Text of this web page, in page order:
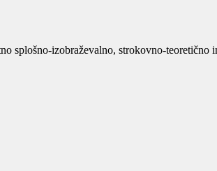
splošno-izobraževalno, strokovno-